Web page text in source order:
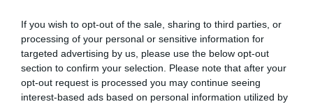
If you wish to opt-out of the sale, sharing to third parties, or
processing of your personal or sensitive information for
targeted advertising by us, please use the below opt-out
section to confirm your selection. Please note that after your
opt-out request is processed you may continue seeing
interest-based ads based on personal information utilized by
restante son gestionados directamente por entidades
autonómicas y autoridades portuarias titulares de los
puertos. Las diez primeras empresas privadas gestoras
de puertos deportivos concentraron en febrero de
2023 de forma conjunta el 13% de la capacidad total
de puntos de amarre.